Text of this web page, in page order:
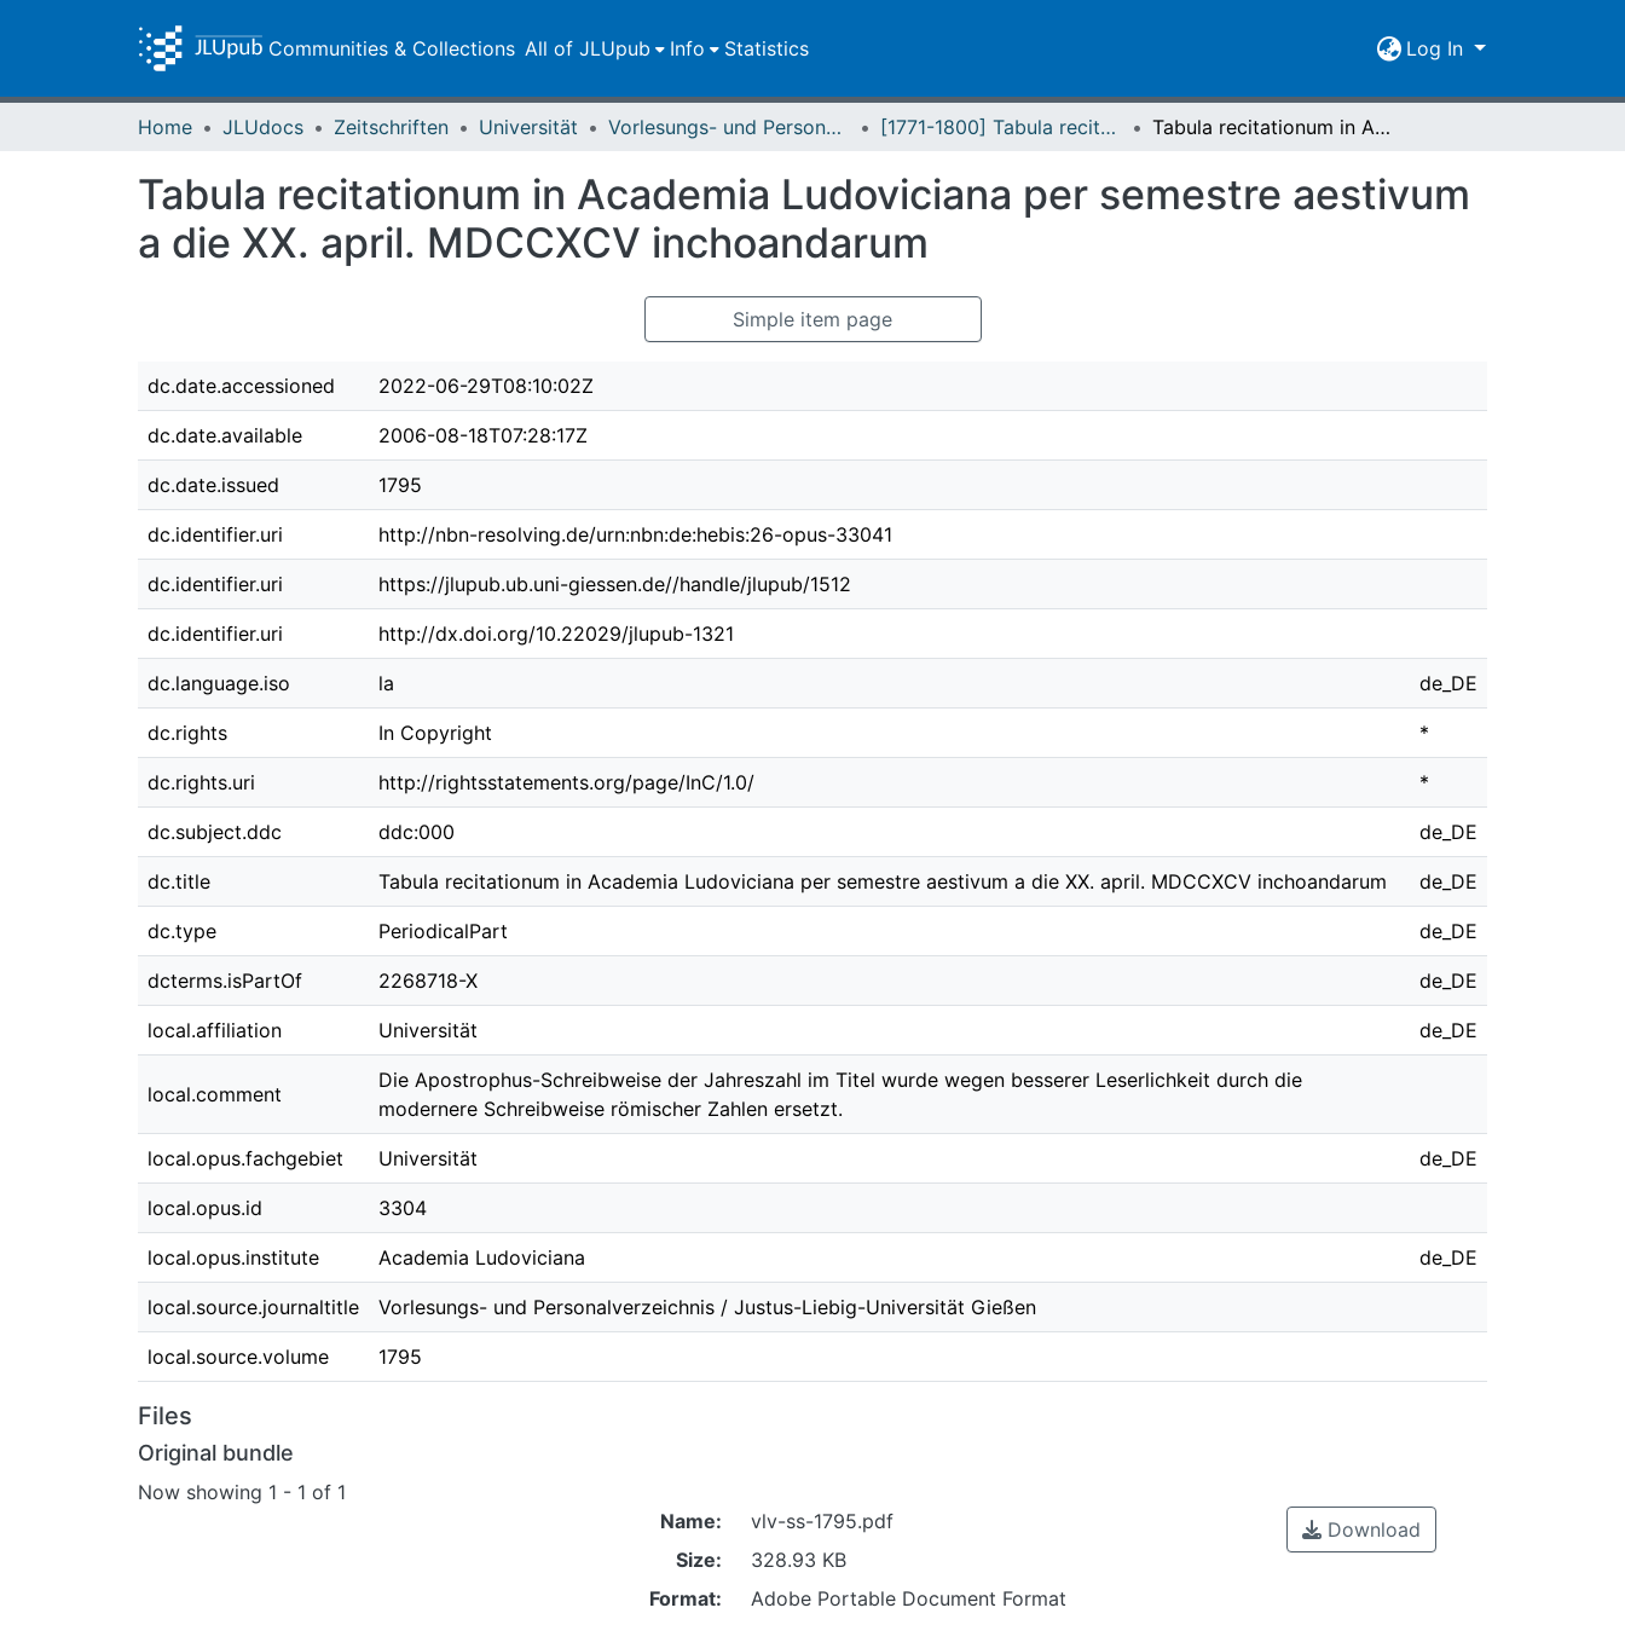
Communities & Collections All of JLUpub Info Statistics Log In
Home JLUdocs Zeitschriften Universität Vorlesungs- und Personalverzeichnis / Justus-Liebig-Universität Gießen [1771-1800] Tabula recitationum / Academia Ludoviciana Tabula recitationum in Academia Ludoviciana per semestre aestivum a die XX. april. MDCCXCV inchoandarum
Tabula recitationum in Academia Ludoviciana per semestre aestivum
a die XX. april. MDCCXCV inchoandarum
Simple item page
dc.date.accessioned 2022-06-29T08:10:02Z
dc.date.available 2006-08-18T07:28:17Z
dc.date.issued 1795
dc.identifier.uri http://nbn-resolving.de/urn:nbn:de:hebis:26-opus-33041
dc.identifier.uri https://jlupub.ub.uni-giessen.de//handle/jlupub/1512
dc.identifier.uri http://dx.doi.org/10.22029/jlupub-1321
dc.language.iso la de_DE
dc.rights In Copyright *
dc.rights.uri http://rightsstatements.org/page/InC/1.0/ *
dc.subject.ddc ddc:000 de_DE
dc.title Tabula recitationum in Academia Ludoviciana per semestre aestivum a die XX. april. MDCCXCV inchoandarum de_DE
dc.type PeriodicalPart de_DE
dcterms.isPartOf 2268718-X de_DE
local.affiliation Universität de_DE
local.comment
Die Apostrophus-Schreibweise der Jahreszahl im Titel wurde wegen besserer Leserlichkeit durch die
modernere Schreibweise römischer Zahlen ersetzt.
local.opus.fachgebiet Universität de_DE
local.opus.id 3304
local.opus.institute Academia Ludoviciana de_DE
local.source.journaltitle Vorlesungs- und Personalverzeichnis / Justus-Liebig-Universität Gießen
local.source.volume 1795
Files
Original bundle
Now showing 1 - 1 of 1
Name:
vlv-ss-1795.pdf
Size:
328.93 KB
Format:
Adobe Portable Document Format
Download